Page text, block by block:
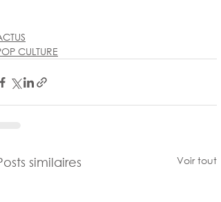
CULTURE
similaires Voir tout